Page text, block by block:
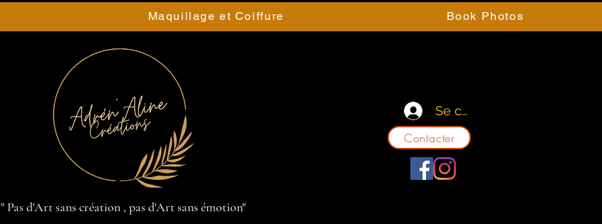
Maquillage et Coiffure Book Photos
" Pas d'Art sans création , pas d'Art sans émotion"
Se connecter
Contacter